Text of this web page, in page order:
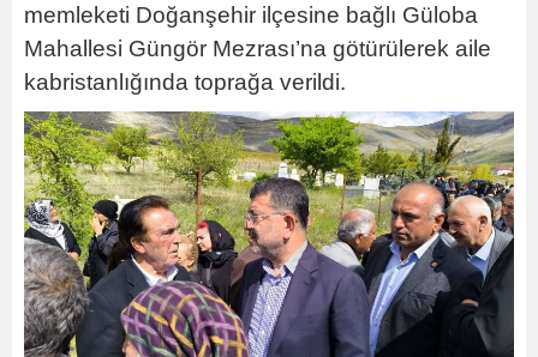
memleketi Doğanşehir ilçesine bağlı Güloba
Mahallesi Güngör Mezrası’na götürülerek aile
kabristanlığında toprağa verildi.